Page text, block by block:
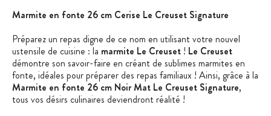
Marmite en fonte 26 cm Cerise Le Creuset Signature
Préparez un repas digne de ce nom en utilisant votre nouvel
ustensile de cuisine : la marmite Le Creuset ! Le Creuset
démontre son savoir-faire en créant de sublimes marmites en
fonte, idéales pour préparer des repas familiaux ! Ainsi, grâce à la
Marmite en fonte 26 cm Noir Mat Le Creuset Signature,
tous vos désirs culinaires deviendront réalité !